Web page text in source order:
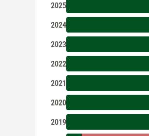
2025
2024
2023
2022
2021
2020
2019